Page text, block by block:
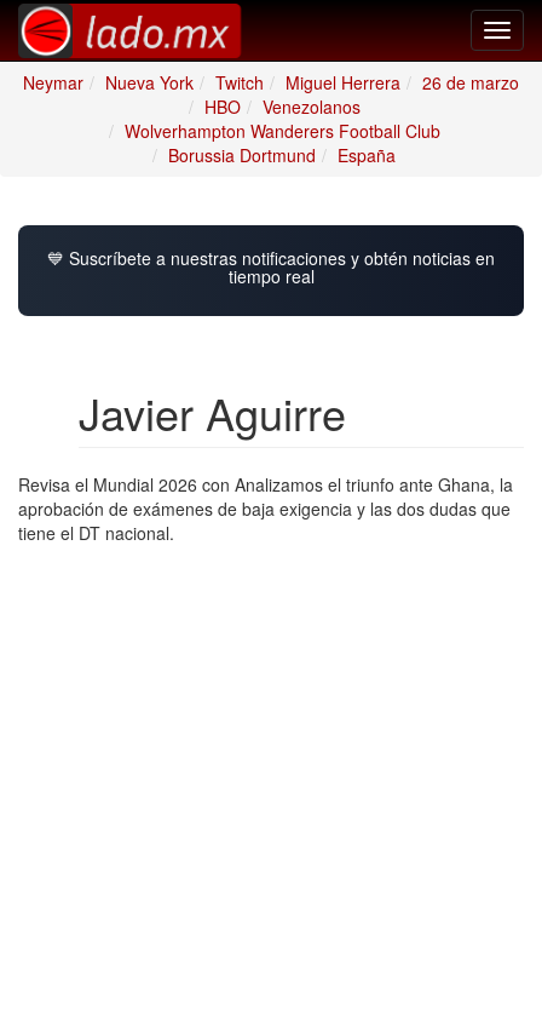
Neymar
Nueva York Twitch Miguel Herrera
26 de marzo
HBO
Venezolanos
Wolverhampton Wanderers Football Club
Borussia Dortmund
España
💙 Suscríbete a nuestras notificaciones y obtén noticias en
tiempo real
Javier Aguirre
Revisa el Mundial 2026 con Analizamos el triunfo ante Ghana, la
aprobación de exámenes de baja exigencia y las dos dudas que
tiene el DT nacional.